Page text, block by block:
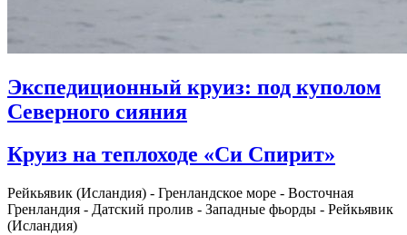
Экспедиционный круиз: под куполом
Северного сияния
Круиз на теплоходе «Си Спирит»
Рейкьявик (Исландия) - Гренландское море - Восточная
Гренландия - Датский пролив - Западные фьорды - Рейкьявик
(Исландия)